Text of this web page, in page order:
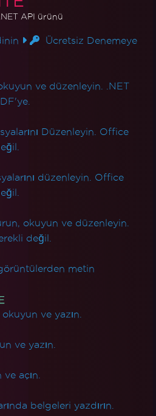
API ürünü
Ücretsiz Denemeye
ve düzenleyin. .NET
Düzenleyin. Office
düzenleyin. Office
okuyun ve düzenleyin.
değil.
metin
ve yazın.
ve yazın.
ve açın.
belgeleri yazdırın.